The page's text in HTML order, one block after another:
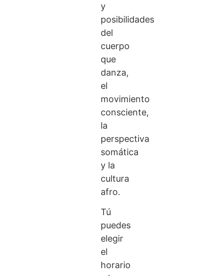
y
posibilidades
del
cuerpo
que
danza,
el
movimiento
consciente,
la
perspectiva
somática
y la
cultura
afro.
Tú
puedes
elegir
el
horario